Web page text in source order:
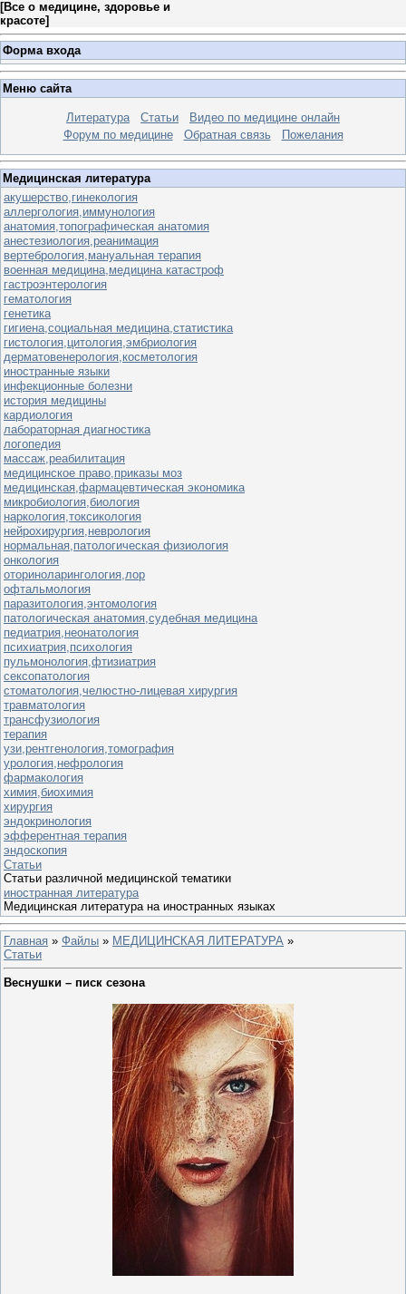
[Все о медицине, здоровье и
красоте]
Форма входа
Меню сайта
Литература Статьи
Видео по медицине онлайн
Форум по медицине
Обратная связь Пожелания
Медицинская литература
акушерство,гинекология
аллергология,иммунология
анатомия,топографическая анатомия
анестезиология,реанимация
вертебрология,мануальная терапия
военная медицина,медицина катастроф
гастроэнтерология
гематология
генетика
гигиена,социальная медицина,статистика
гистология,цитология,эмбриология
дерматовенерология,косметология
иностранные языки
инфекционные болезни
история медицины
кардиология
лабораторная диагностика
логопедия
массаж,реабилитация
медицинское право,приказы моз
медицинская,фармацевтическая экономика
микробиология,биология
наркология,токсикология
нейрохирургия,неврология
нормальная,патологическая физиология
онкология
оториноларингология,лор
офтальмология
паразитология,энтомология
патологическая анатомия,судебная медицина
педиатрия,неонатология
психиатрия,психология
пульмонология,фтизиатрия
сексопатология
стоматология,челюстно-лицевая хирургия
травматология
трансфузиология
терапия
узи,рентгенология,томография
урология,нефрология
фармакология
химия,биохимия
хирургия
эндокринология
эфферентная терапия
эндоскопия
Статьи
Статьи различной медицинской тематики
иностранная литература
Медицинская литература на иностранных языках
Главная » Файлы » МЕДИЦИНСКАЯ ЛИТЕРАТУРА »
Статьи
Веснушки – писк сезона